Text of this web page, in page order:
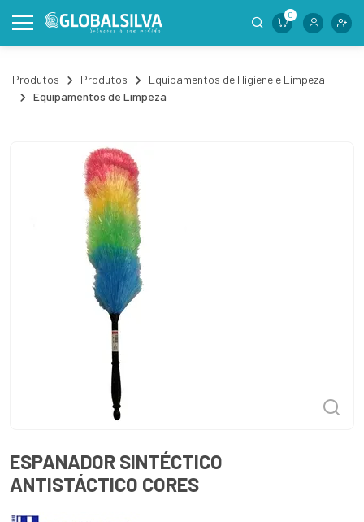
0
Produtos Produtos
Equipamentos de Higiene e Limpeza
Equipamentos de Limpeza
ESPANADOR SINTÉCTICO
ANTISTÁCTICO CORES